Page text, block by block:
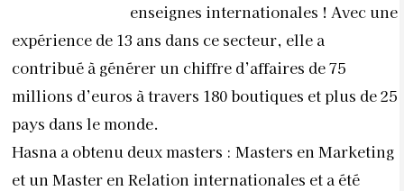
enseignes internationales ! Avec une
expérience de 13 ans dans ce secteur, elle a
contribué à générer un chiffre d’affaires de 75
millions d’euros à travers 180 boutiques et plus de 25
pays dans le monde.
Hasna a obtenu deux masters : Masters en Marketing
et un Master en Relation internationales et a été